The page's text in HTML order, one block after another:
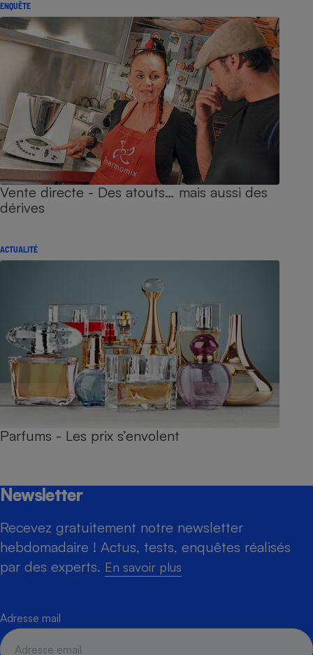
ENQUÊTE
Vente directe - Des atouts… mais aussi des
dérives
ACTUALITÉ
Parfums - Les prix s’envolent
Newsletter
Recevez gratuitement notre newsletter
hebdomadaire ! Actus, tests, enquêtes réalisés
par des experts. En savoir plus
Adresse mail